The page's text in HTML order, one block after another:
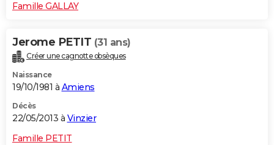
Famille GALLAY
Jerome PETIT (31 ans)
Créer une cagnotte obsèques
Naissance
19/10/1981 à Amiens
Décès
22/05/2013 à Vinzier
Famille PETIT